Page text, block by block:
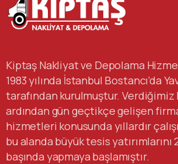
Kiptaş Nakliyat ve Depolama
1983 yılında İstanbul Bostancı’da
tarafından kurulmuştur.
ardından gün geçtikçe gelişen
hizmetleri konusunda yıllardır
bu alanda büyük tesis yatırımlarını
başında yapmaya başlamıştır.